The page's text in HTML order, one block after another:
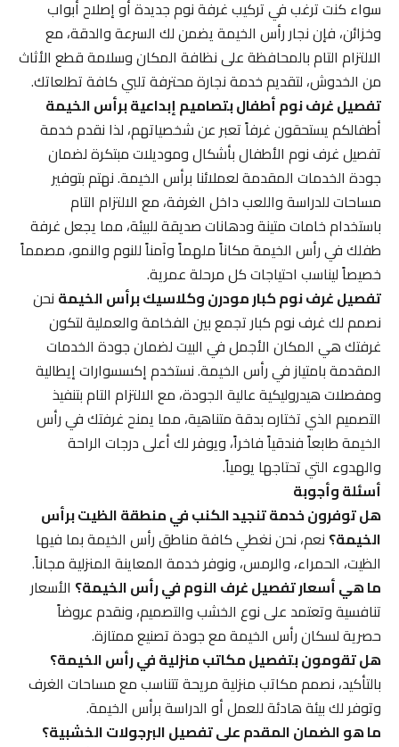
سواء كنت ترغب في تركيب غرفة نوم جديدة أو إصلاح أبواب
وخزائن، فإن نجار رأس الخيمة يضمن لك السرعة والدقة، مع
الالتزام التام بالمحافظة على نظافة المكان وسلامة قطع الأثاث
من الخدوش، لتقديم خدمة نجارة محترفة تلبي كافة تطلعاتك.
تفصيل غرف نوم أطفال بتصاميم إبداعية برأس الخيمة
أطفالكم يستحقون غرفاً تعبر عن شخصياتهم، لذا نقدم خدمة
تفصيل غرف نوم الأطفال بأشكال وموديلات مبتكرة لضمان
جودة الخدمات المقدمة لعملائنا برأس الخيمة. نهتم بتوفير
مساحات للدراسة واللعب داخل الغرفة، مع الالتزام التام
باستخدام خامات متينة ودهانات صديقة للبيئة، مما يجعل غرفة
طفلك في رأس الخيمة مكاناً ملهماً وآمناً للنوم والنمو، مصمماً
خصيصاً ليناسب احتياجات كل مرحلة عمرية.
تفصيل غرف نوم كبار مودرن وكلاسيك برأس الخيمةنحن
نصمم لك غرف نوم كبار تجمع بين الفخامة والعملية لتكون
غرفتك هي المكان الأجمل في البيت لضمان جودة الخدمات
المقدمة بامتياز في رأس الخيمة. نستخدم إكسسوارات إيطالية
ومفصلات هيدروليكية عالية الجودة، مع الالتزام التام بتنفيذ
التصميم الذي تختاره بدقة متناهية، مما يمنح غرفتك في رأس
الخيمة طابعاً فندقياً فاخراً، ويوفر لك أعلى درجات الراحة
والهدوء التي تحتاجها يومياً.
أسئلة وأجوبة
هل توفرون خدمة تنجيد الكنب في منطقة الظيت برأس
الخيمة؟نعم، نحن نغطي كافة مناطق رأس الخيمة بما فيها
الظيت، الحمراء، والرمس، ونوفر خدمة المعاينة المنزلية مجاناً.
ما هي أسعار تفصيل غرف النوم في رأس الخيمة؟الأسعار
تنافسية وتعتمد على نوع الخشب والتصميم، ونقدم عروضاً
حصرية لسكان رأس الخيمة مع جودة تصنيع ممتازة.
هل تقومون بتفصيل مكاتب منزلية في رأس الخيمة؟
بالتأكيد، نصمم مكاتب منزلية مريحة تتناسب مع مساحات الغرف
وتوفر لك بيئة هادئة للعمل أو الدراسة برأس الخيمة.
ما هو الضمان المقدم على تفصيل البرجولات الخشبية؟